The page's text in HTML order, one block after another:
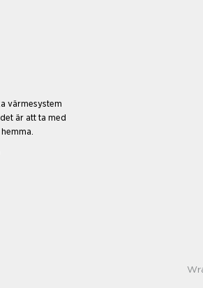
värmesystem
är att ta med